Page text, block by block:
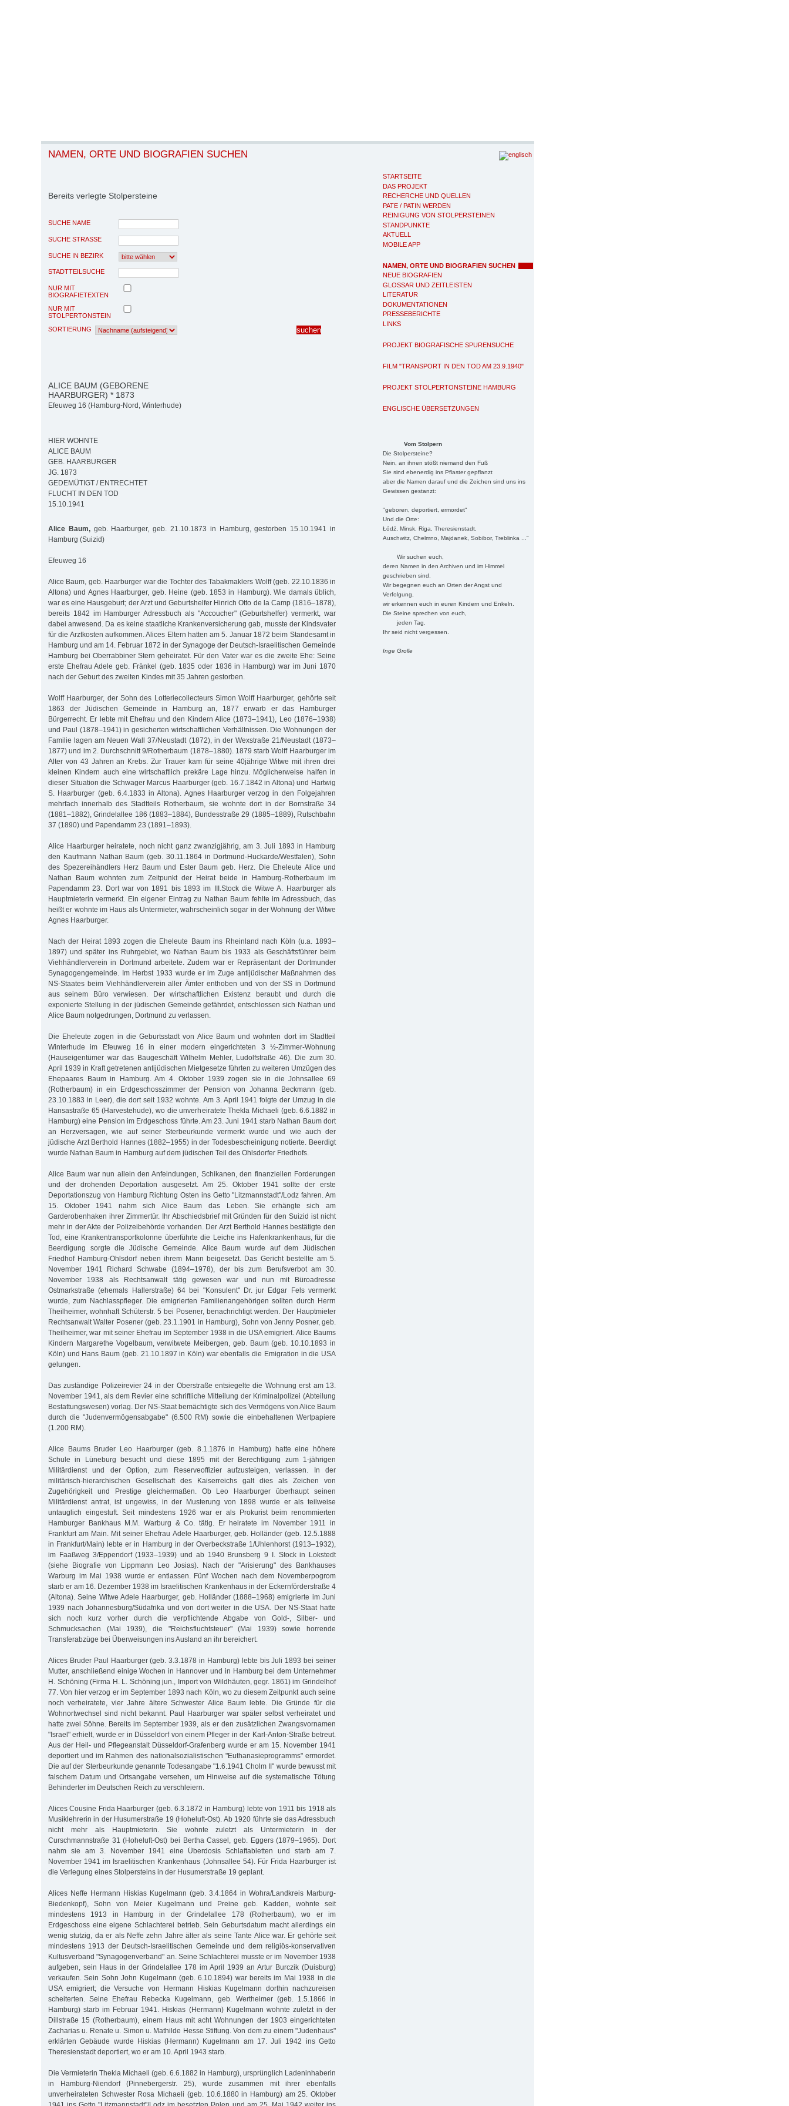
STARTSEITE
DAS PROJEKT
RECHERCHE UND QUELLEN
PATE / PATIN WERDEN
REINIGUNG VON STOLPERSTEINEN
STANDPUNKTE
AKTUELL
MOBILE APP
NAMEN, ORTE UND BIOGRAFIEN SUCHEN
NEUE BIOGRAFIEN
GLOSSAR UND ZEITLEISTEN
LITERATUR
DOKUMENTATIONEN
PRESSEBERICHTE
LINKS
PROJEKT BIOGRAFISCHE SPURENSUCHE
FILM "TRANSPORT IN DEN TOD AM 23.9.1940"
PROJEKT STOLPERTONSTEINE HAMBURG
ENGLISCHE ÜBERSETZUNGEN
Vom Stolpern
Die Stolpersteine?
Nein, an ihnen stößt niemand den Fuß
Sie sind ebenerdig ins Pflaster gepflanzt
aber die Namen darauf und die Zeichen sind uns ins
Gewissen gestanzt:
"geboren, deportiert, ermordet"
Und die Orte:
Łódź, Minsk, Riga, Theresienstadt,
Auschwitz, Chelmno, Majdanek, Sobibor, Treblinka ..."
Wir suchen euch,
deren Namen in den Archiven und im Himmel
geschrieben sind.
Wir begegnen euch an Orten der Angst und
Verfolgung,
wir erkennen euch in euren Kindern und Enkeln.
Die Steine sprechen von euch,
jeden Tag.
Ihr seid nicht vergessen.
Inge Grolle
NAMEN, ORTE UND BIOGRAFIEN SUCHEN
Bereits verlegte Stolpersteine
SUCHE NAME
SUCHE STRASSE
SUCHE IN BEZIRK
STADTTEILSUCHE
NUR MIT
BIOGRAFIETEXTEN
NUR MIT
STOLPERTONSTEIN
SORTIERUNG
ALICE BAUM (GEBORENE
HAARBURGER) * 1873
Efeuweg 16 (Hamburg-Nord, Winterhude)
HIER WOHNTE
ALICE BAUM
GEB. HAARBURGER
JG. 1873
GEDEMÜTIGT / ENTRECHTET
FLUCHT IN DEN TOD
15.10.1941
Alice Baum,geb. Haarburger, geb. 21.10.1873 in Hamburg, gestorben 15.10.1941 in
Hamburg (Suizid)
Efeuweg 16
Alice Baum, geb. Haarburger war die Tochter des Tabakmaklers Wolff (geb. 22.10.1836 in
Altona) und Agnes Haarburger, geb. Heine (geb. 1853 in Hamburg). Wie damals üblich,
war es eine Hausgeburt; der Arzt und Geburtshelfer Hinrich Otto de la Camp (1816–1878),
bereits 1842 im Hamburger Adressbuch als "Accoucher" (Geburtshelfer) vermerkt, war
dabei anwesend. Da es keine staatliche Krankenversicherung gab, musste der Kindsvater
für die Arztkosten aufkommen. Alices Eltern hatten am 5. Januar 1872 beim Standesamt in
Hamburg und am 14. Februar 1872 in der Synagoge der Deutsch-Israelitischen Gemeinde
Hamburg bei Oberrabbiner Stern geheiratet. Für den Vater war es die zweite Ehe: Seine
erste Ehefrau Adele geb. Fränkel (geb. 1835 oder 1836 in Hamburg) war im Juni 1870
nach der Geburt des zweiten Kindes mit 35 Jahren gestorben.
Wolff Haarburger, der Sohn des Lotteriecollecteurs Simon Wolff Haarburger, gehörte seit
1863 der Jüdischen Gemeinde in Hamburg an, 1877 erwarb er das Hamburger
Bürgerrecht. Er lebte mit Ehefrau und den Kindern Alice (1873–1941), Leo (1876–1938)
und Paul (1878–1941) in gesicherten wirtschaftlichen Verhältnissen. Die Wohnungen der
Familie lagen am Neuen Wall 37/Neustadt (1872), in der Wexstraße 21/Neustadt (1873–
1877) und im 2. Durchschnitt 9/Rotherbaum (1878–1880). 1879 starb Wolff Haarburger im
Alter von 43 Jahren an Krebs. Zur Trauer kam für seine 40jährige Witwe mit ihren drei
kleinen Kindern auch eine wirtschaftlich prekäre Lage hinzu. Möglicherweise halfen in
dieser Situation die Schwager Marcus Haarburger (geb. 16.7.1842 in Altona) und Hartwig
S. Haarburger (geb. 6.4.1833 in Altona). Agnes Haarburger verzog in den Folgejahren
mehrfach innerhalb des Stadtteils Rotherbaum, sie wohnte dort in der Bornstraße 34
(1881–1882), Grindelallee 186 (1883–1884), Bundesstraße 29 (1885–1889), Rutschbahn
37 (1890) und Papendamm 23 (1891–1893).
Alice Haarburger heiratete, noch nicht ganz zwanzigjährig, am 3. Juli 1893 in Hamburg
den Kaufmann Nathan Baum (geb. 30.11.1864 in Dortmund-Huckarde/Westfalen), Sohn
des Spezereihändlers Herz Baum und Ester Baum geb. Herz. Die Eheleute Alice und
Nathan Baum wohnten zum Zeitpunkt der Heirat beide in Hamburg-Rotherbaum im
Papendamm 23. Dort war von 1891 bis 1893 im III.Stock die Witwe A. Haarburger als
Hauptmieterin vermerkt. Ein eigener Eintrag zu Nathan Baum fehlte im Adressbuch, das
heißt er wohnte im Haus als Untermieter, wahrscheinlich sogar in der Wohnung der Witwe
Agnes Haarburger.
Nach der Heirat 1893 zogen die Eheleute Baum ins Rheinland nach Köln (u.a. 1893–
1897) und später ins Ruhrgebiet, wo Nathan Baum bis 1933 als Geschäftsführer beim
Viehhändlerverein in Dortmund arbeitete. Zudem war er Repräsentant der Dortmunder
Synagogengemeinde. Im Herbst 1933 wurde er im Zuge antijüdischer Maßnahmen des
NS-Staates beim Viehhändlerverein aller Ämter enthoben und von der SS in Dortmund
aus seinem Büro verwiesen. Der wirtschaftlichen Existenz beraubt und durch die
exponierte Stellung in der jüdischen Gemeinde gefährdet, entschlossen sich Nathan und
Alice Baum notgedrungen, Dortmund zu verlassen.
Die Eheleute zogen in die Geburtsstadt von Alice Baum und wohnten dort im Stadtteil
Winterhude im Efeuweg 16 in einer modern eingerichteten 3 ½-Zimmer-Wohnung
(Hauseigentümer war das Baugeschäft Wilhelm Mehler, Ludolfstraße 46). Die zum 30.
April 1939 in Kraft getretenen antijüdischen Mietgesetze führten zu weiteren Umzügen des
Ehepaares Baum in Hamburg. Am 4. Oktober 1939 zogen sie in die Johnsallee 69
(Rotherbaum) in ein Erdgeschosszimmer der Pension von Johanna Beckmann (geb.
23.10.1883 in Leer), die dort seit 1932 wohnte. Am 3. April 1941 folgte der Umzug in die
Hansastraße 65 (Harvestehude), wo die unverheiratete Thekla Michaeli (geb. 6.6.1882 in
Hamburg) eine Pension im Erdgeschoss führte. Am 23. Juni 1941 starb Nathan Baum dort
an Herzversagen, wie auf seiner Sterbeurkunde vermerkt wurde und wie auch der
jüdische Arzt Berthold Hannes (1882–1955) in der Todesbescheinigung notierte. Beerdigt
wurde Nathan Baum in Hamburg auf dem jüdischen Teil des Ohlsdorfer Friedhofs.
Alice Baum war nun allein den Anfeindungen, Schikanen, den finanziellen Forderungen
und der drohenden Deportation ausgesetzt. Am 25. Oktober 1941 sollte der erste
Deportationszug von Hamburg Richtung Osten ins Getto "Litzmannstadt"/Lodz fahren. Am
15. Oktober 1941 nahm sich Alice Baum das Leben. Sie erhängte sich am
Garderobenhaken ihrer Zimmertür. Ihr Abschiedsbrief mit Gründen für den Suizid ist nicht
mehr in der Akte der Polizeibehörde vorhanden. Der Arzt Berthold Hannes bestätigte den
Tod, eine Krankentransportkolonne überführte die Leiche ins Hafenkrankenhaus, für die
Beerdigung sorgte die Jüdische Gemeinde. Alice Baum wurde auf dem Jüdischen
Friedhof Hamburg-Ohlsdorf neben ihrem Mann beigesetzt. Das Gericht bestellte am 5.
November 1941 Richard Schwabe (1894–1978), der bis zum Berufsverbot am 30.
November 1938 als Rechtsanwalt tätig gewesen war und nun mit Büroadresse
Ostmarkstraße (ehemals Hallerstraße) 64 bei "Konsulent" Dr. jur Edgar Fels vermerkt
wurde, zum Nachlasspfleger. Die emigrierten Familienangehörigen sollten durch Herrn
Theilheimer, wohnhaft Schüterstr. 5 bei Posener, benachrichtigt werden. Der Hauptmieter
Rechtsanwalt Walter Posener (geb. 23.1.1901 in Hamburg), Sohn von Jenny Posner, geb.
Theilheimer, war mit seiner Ehefrau im September 1938 in die USA emigriert. Alice Baums
Kindern Margarethe Vogelbaum, verwitwete Meibergen, geb. Baum (geb. 10.10.1893 in
Köln) und Hans Baum (geb. 21.10.1897 in Köln) war ebenfalls die Emigration in die USA
gelungen.
Das zuständige Polizeirevier 24 in der Oberstraße entsiegelte die Wohnung erst am 13.
November 1941, als dem Revier eine schriftliche Mitteilung der Kriminalpolizei (Abteilung
Bestattungswesen) vorlag. Der NS-Staat bemächtigte sich des Vermögens von Alice Baum
durch die "Judenvermögensabgabe" (6.500 RM) sowie die einbehaltenen Wertpapiere
(1.200 RM).
Alice Baums Bruder Leo Haarburger (geb. 8.1.1876 in Hamburg) hatte eine höhere
Schule in Lüneburg besucht und diese 1895 mit der Berechtigung zum 1-jährigen
Militärdienst und der Option, zum Reserveoffizier aufzusteigen, verlassen. In der
militärisch-hierarchischen Gesellschaft des Kaiserreichs galt dies als Zeichen von
Zugehörigkeit und Prestige gleichermaßen. Ob Leo Haarburger überhaupt seinen
Militärdienst antrat, ist ungewiss, in der Musterung von 1898 wurde er als teilweise
untauglich eingestuft. Seit mindestens 1926 war er als Prokurist beim renommierten
Hamburger Bankhaus M.M. Warburg & Co. tätig. Er heiratete im November 1911 in
Frankfurt am Main. Mit seiner Ehefrau Adele Haarburger, geb. Holländer (geb. 12.5.1888
in Frankfurt/Main) lebte er in Hamburg in der Overbeckstraße 1/Uhlenhorst (1913–1932),
im Faaßweg 3/Eppendorf (1933–1939) und ab 1940 Brunsberg 9 I. Stock in Lokstedt
(siehe Biografie von Lippmann Leo Josias). Nach der "Arisierung" des Bankhauses
Warburg im Mai 1938 wurde er entlassen. Fünf Wochen nach dem Novemberpogrom
starb er am 16. Dezember 1938 im Israelitischen Krankenhaus in der Eckernförderstraße 4
(Altona). Seine Witwe Adele Haarburger, geb. Holländer (1888–1968) emigrierte im Juni
1939 nach Johannesburg/Südafrika und von dort weiter in die USA. Der NS-Staat hatte
sich noch kurz vorher durch die verpflichtende Abgabe von Gold-, Silber- und
Schmucksachen (Mai 1939), die "Reichsfluchtsteuer" (Mai 1939) sowie horrende
Transferabzüge bei Überweisungen ins Ausland an ihr bereichert.
Alices Bruder Paul Haarburger (geb. 3.3.1878 in Hamburg) lebte bis Juli 1893 bei seiner
Mutter, anschließend einige Wochen in Hannover und in Hamburg bei dem Unternehmer
H. Schöning (Firma H. L. Schöning jun., Import von Wildhäuten, gegr. 1861) im Grindelhof
77. Von hier verzog er im September 1893 nach Köln, wo zu diesem Zeitpunkt auch seine
noch verheiratete, vier Jahre ältere Schwester Alice Baum lebte. Die Gründe für die
Wohnortwechsel sind nicht bekannt. Paul Haarburger war später selbst verheiratet und
hatte zwei Söhne. Bereits im September 1939, als er den zusätzlichen Zwangsvornamen
"Israel" erhielt, wurde er in Düsseldorf von einem Pfleger in der Karl-Anton-Straße betreut.
Aus der Heil- und Pflegeanstalt Düsseldorf-Grafenberg wurde er am 15. November 1941
deportiert und im Rahmen des nationalsozialistischen "Euthanasieprogramms" ermordet.
Die auf der Sterbeurkunde genannte Todesangabe "1.6.1941 Cholm II" wurde bewusst mit
falschem Datum und Ortsangabe versehen, um Hinweise auf die systematische Tötung
Behinderter im Deutschen Reich zu verschleiern.
Alices Cousine Frida Haarburger (geb. 6.3.1872 in Hamburg) lebte von 1911 bis 1918 als
Musiklehrerin in der Husumerstraße 19 (Hoheluft-Ost). Ab 1920 führte sie das Adressbuch
nicht mehr als Hauptmieterin. Sie wohnte zuletzt als Untermieterin in der
Curschmannstraße 31 (Hoheluft-Ost) bei Bertha Cassel, geb. Eggers (1879–1965). Dort
nahm sie am 3. November 1941 eine Überdosis Schlaftabletten und starb am 7.
November 1941 im Israelitischen Krankenhaus (Johnsallee 54). Für Frida Haarburger ist
die Verlegung eines Stolpersteins in der Husumerstraße 19 geplant.
Alices Neffe Hermann Hiskias Kugelmann (geb. 3.4.1864 in Wohra/Landkreis Marburg-
Biedenkopf), Sohn von Meier Kugelmann und Preine geb. Kadden, wohnte seit
mindestens 1913 in Hamburg in der Grindelallee 178 (Rotherbaum), wo er im
Erdgeschoss eine eigene Schlachterei betrieb. Sein Geburtsdatum macht allerdings ein
wenig stutzig, da er als Neffe zehn Jahre älter als seine Tante Alice war. Er gehörte seit
mindestens 1913 der Deutsch-Israelitischen Gemeinde und dem religiös-konservativen
Kultusverband "Synagogenverband" an. Seine Schlachterei musste er im November 1938
aufgeben, sein Haus in der Grindelallee 178 im April 1939 an Artur Burczik (Duisburg)
verkaufen. Sein Sohn John Kugelmann (geb. 6.10.1894) war bereits im Mai 1938 in die
USA emigriert; die Versuche von Hermann Hiskias Kugelmann dorthin nachzureisen
scheiterten. Seine Ehefrau Rebecka Kugelmann, geb. Wertheimer (geb. 1.5.1866 in
Hamburg) starb im Februar 1941. Hiskias (Hermann) Kugelmann wohnte zuletzt in der
Dillstraße 15 (Rotherbaum), einem Haus mit acht Wohnungen der 1903 eingerichteten
Zacharias u. Renate u. Simon u. Mathilde Hesse Stiftung. Von dem zu einem "Judenhaus"
erklärten Gebäude wurde Hiskias (Hermann) Kugelmann am 17. Juli 1942 ins Getto
Theresienstadt deportiert, wo er am 10. April 1943 starb.
Die Vermieterin Thekla Michaeli (geb. 6.6.1882 in Hamburg), ursprünglich Ladeninhaberin
in Hamburg-Niendorf (Pinnebergerstr. 25), wurde zusammen mit ihrer ebenfalls
unverheirateten Schwester Rosa Michaeli (geb. 10.6.1880 in Hamburg) am 25. Oktober